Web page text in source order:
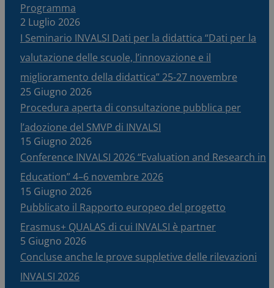
Programma
2 Luglio 2026
I Seminario INVALSI Dati per la didattica “Dati per la
valutazione delle scuole, l’innovazione e il
miglioramento della didattica” 25-27 novembre
25 Giugno 2026
Procedura aperta di consultazione pubblica per
l’adozione del SMVP di INVALSI
15 Giugno 2026
Conference INVALSI 2026 “Evaluation and Research in
Education” 4–6 novembre 2026
15 Giugno 2026
Pubblicato il Rapporto europeo del progetto
Erasmus+ QUALAS di cui INVALSI è partner
5 Giugno 2026
Concluse anche le prove suppletive delle rilevazioni
INVALSI 2026